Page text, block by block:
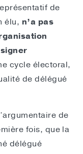
de
élu, n’a pas
cycle électoral,
de délégué
de
fois, que la
délégué